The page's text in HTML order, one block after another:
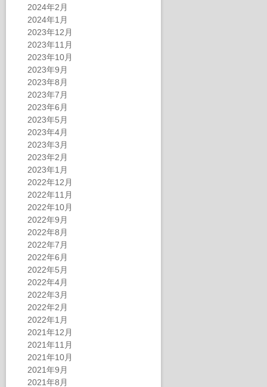
2024年2月
2024年1月
2023年12月
2023年11月
2023年10月
2023年9月
2023年8月
2023年7月
2023年6月
2023年5月
2023年4月
2023年3月
2023年2月
2023年1月
2022年12月
2022年11月
2022年10月
2022年9月
2022年8月
2022年7月
2022年6月
2022年5月
2022年4月
2022年3月
2022年2月
2022年1月
2021年12月
2021年11月
2021年10月
2021年9月
2021年8月